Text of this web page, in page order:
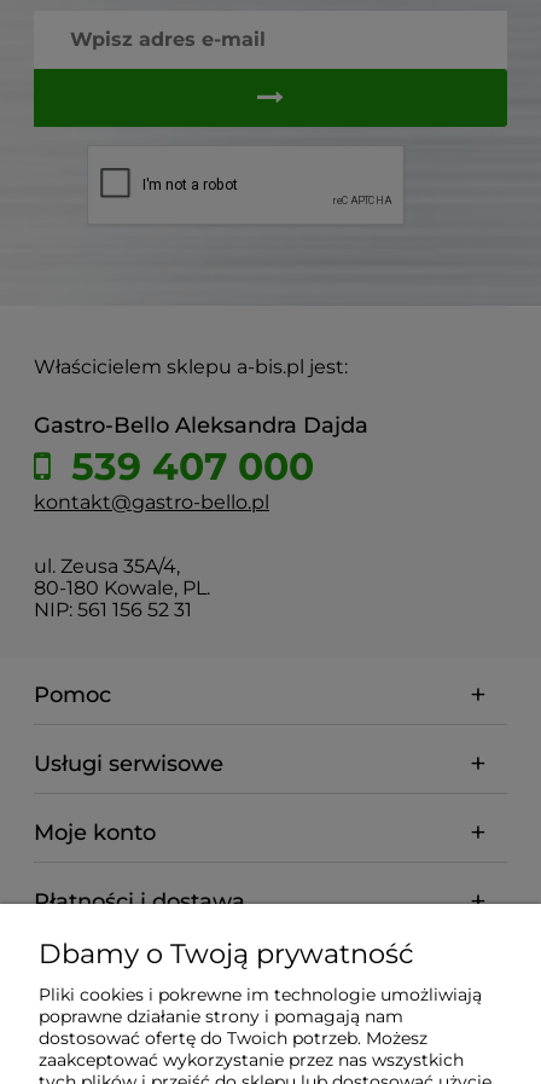
Właścicielem sklepu a-bis.pl jest:
Gastro-Bello Aleksandra Dajda
539 407 000
kontakt@gastro-bello.pl
ul. Zeusa 35A/4,
80-180 Kowale, PL.
NIP: 561 156 52 31
Pomoc
Usługi serwisowe
Moje konto
Płatności i dostawa
Informacje
O nas
Dbamy o Twoją prywatność
Pliki cookies i pokrewne im technologie umożliwiają
poprawne działanie strony i pomagają nam
dostosować ofertę do Twoich potrzeb. Możesz
zaakceptować wykorzystanie przez nas wszystkich